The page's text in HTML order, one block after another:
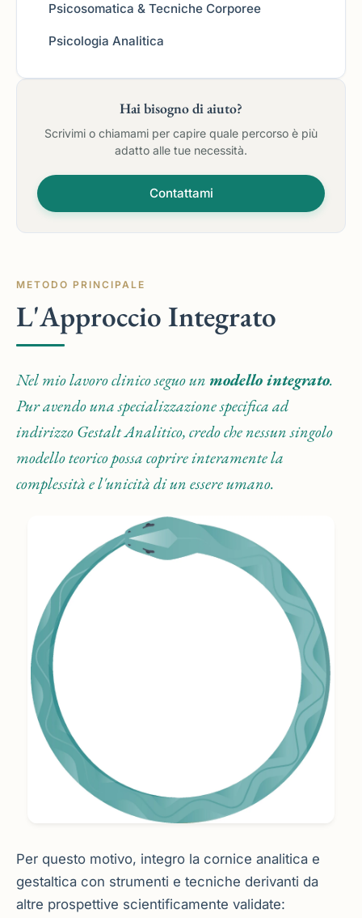
Psicosomatica & Tecniche Corporee
Psicologia Analitica
Hai bisogno di aiuto?
Scrivimi o chiamami per capire quale percorso è più
adatto alle tue necessità.
Contattami
METODO PRINCIPALE
L'Approccio Integrato
Nel mio lavoro clinico seguo un modello integrato.
Pur avendo una specializzazione specifica ad
indirizzo Gestalt Analitico, credo che nessun singolo
modello teorico possa coprire interamente la
complessità e l'unicità di un essere umano.
Per questo motivo, integro la cornice analitica e
gestaltica con strumenti e tecniche derivanti da
altre prospettive scientificamente validate: